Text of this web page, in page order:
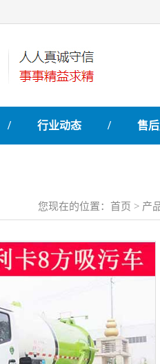
/ 行业动态 / 售
您现在的位置： 首页 > 产